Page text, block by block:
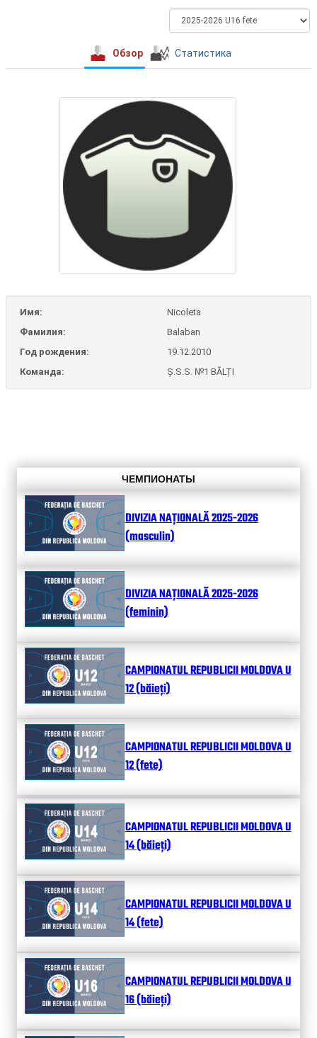
Обзор Статистика
Имя:
Nicoleta
Фамилия:
Balaban
Год рождения:
19.12.2010
Команда:
Ș.S.S. №1 BĂLȚI
ЧЕМПИОНАТЫ
DIVIZIA NAȚIONALĂ 2025-2026
(masculin)
DIVIZIA NAȚIONALĂ 2025-2026
(feminin)
CAMPIONATUL REPUBLICII MOLDOVA U
12 (băieți)
CAMPIONATUL REPUBLICII MOLDOVA U
12 (fete)
CAMPIONATUL REPUBLICII MOLDOVA U
14 (băieți)
CAMPIONATUL REPUBLICII MOLDOVA U
14 (fete)
CAMPIONATUL REPUBLICII MOLDOVA U
16 (băieți)